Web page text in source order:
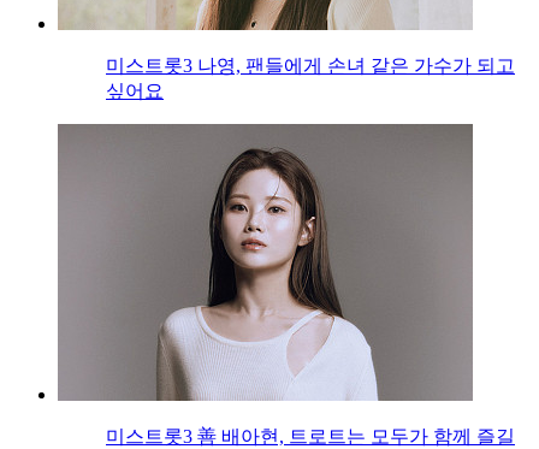
미스트롯3 나영, 팬들에게 손녀 같은 가수가 되고
싶어요
미스트롯3 善 배아현, 트로트는 모두가 함께 즐길